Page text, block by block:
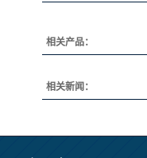
相关产品：
相关新闻：